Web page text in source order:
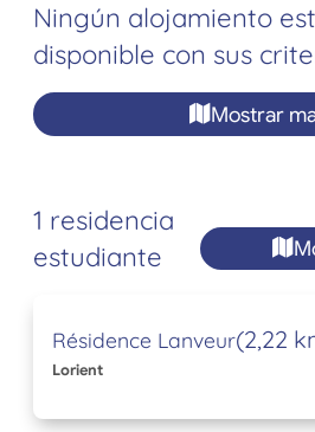
Ningún alojamiento
disponible con sus
Mostrar
1 residencia
estudiante
Résidence Lanveur(2,22
Lorient